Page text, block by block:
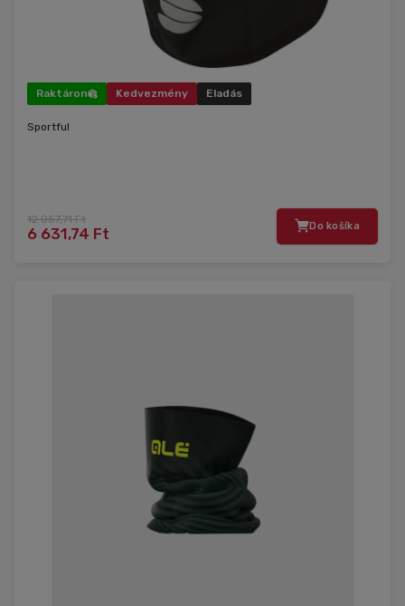
Raktáron Kedvezmény Eladás
Sportful
12 057,71 Ft
6 631,74 Ft Do košíka